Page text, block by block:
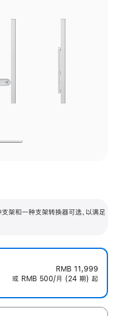
和一种支架转换器可选，以满足
RMB 11,999
或 RMB 500/月 (24 期) 起